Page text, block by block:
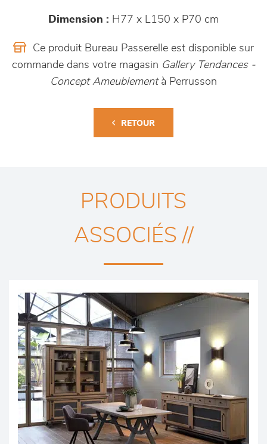
Dimension : H77 x L150 x P70 cm
Ce produit Bureau Passerelle est disponible sur
commande dans votre magasin Gallery Tendances -
Concept Ameublement à Perrusson
RETOUR
PRODUITS
ASSOCIÉS //